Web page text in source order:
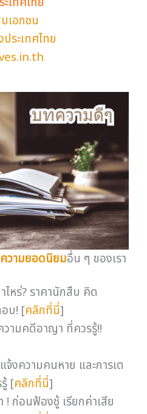
เอกชน
ระเทศไทย
วามยอดนิยมอื่น ๆ ของเรา
ไหร่? ราคานักสืบ คิด
อบ! [คลิกที่นี่]
วามคดีอาญา ที่ควรรู้!!
งความคนหาย และการเต
[คลิกที่นี่]
! ก่อนฟ้องชู้ เรียกค่าเสีย